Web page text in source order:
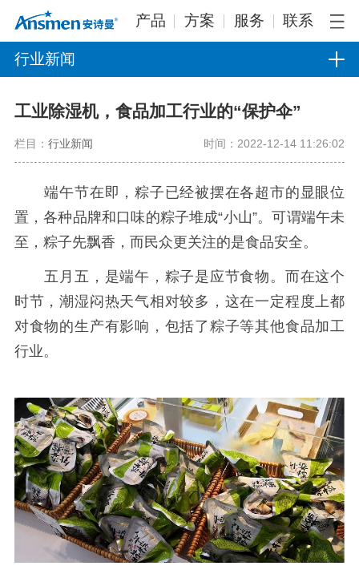
产品 方案 服务 联系
行业新闻
工业除湿机，食品加工行业的“保护伞”
栏目： 行业新闻 时间：2022-12-14 11:26:02
端午节在即，粽子已经被摆在各超市的显眼位
置，各种品牌和口味的粽子堆成“小山”。可谓端午未
至，粽子先飘香，而民众更关注的是食品安全。
五月五，是端午，粽子是应节食物。而在这个
时节，潮湿闷热天气相对较多，这在一定程度上都
对食物的生产有影响，包括了粽子等其他食品加工
行业。